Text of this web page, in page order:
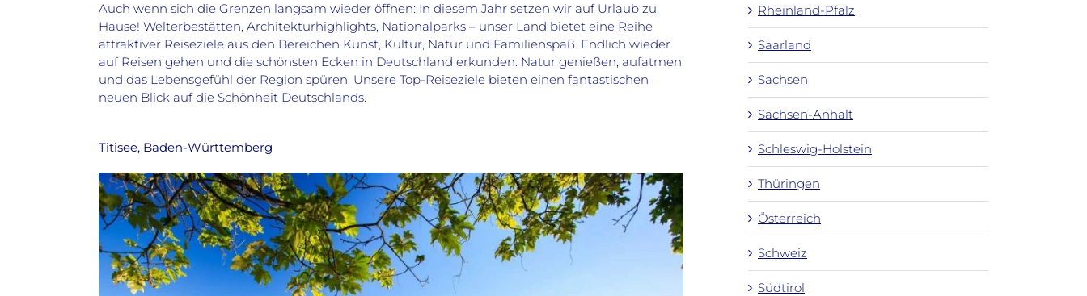
Auch wenn sich die Grenzen langsam wieder öffnen: In diesem Jahr setzen wir auf Urlaub zu
Hause! Welterbestätten, Architekturhighlights, Nationalparks – unser Land bietet eine Reihe
attraktiver Reiseziele aus den Bereichen Kunst, Kultur, Natur und Familienspaß. Endlich wieder
auf Reisen gehen und die schönsten Ecken in Deutschland erkunden. Natur genießen, aufatmen
und das Lebensgefühl der Region spüren. Unsere Top-Reiseziele bieten einen fantastischen
neuen Blick auf die Schönheit Deutschlands.
Titisee, Baden-Württemberg
Rheinland-Pfalz
Saarland
Sachsen
Sachsen-Anhalt
Schleswig-Holstein
Thüringen
Österreich
Schweiz
Südtirol